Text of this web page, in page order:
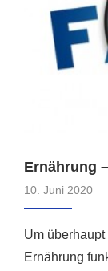
Ernährung
10. Juni 2020
Um
Ernährung